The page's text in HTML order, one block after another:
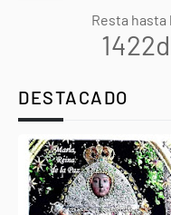
Resta hasta
DESTACADO